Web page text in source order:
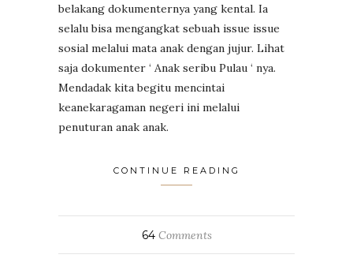
belakang dokumenternya yang kental. Ia
selalu bisa mengangkat sebuah issue issue
sosial melalui mata anak dengan jujur. Lihat
saja dokumenter ‘ Anak seribu Pulau ‘ nya.
Mendadak kita begitu mencintai
keanekaragaman negeri ini melalui
penuturan anak anak.
CONTINUE READING
64Comments